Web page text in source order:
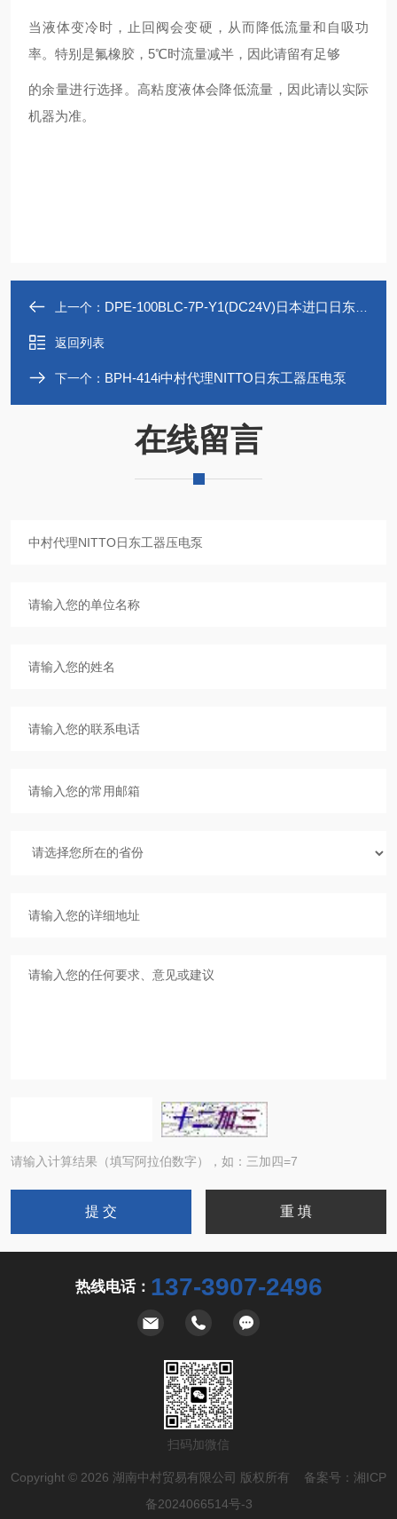
当液体变冷时，止回阀会变硬，从而降低流量和自吸功
率。特别是氟橡胶，5℃时流量减半，因此请留有足够
的余量进行选择。高粘度液体会降低流量，因此请以实际
机器为准。
上一个： DPE-100BLC-7P-Y1(DC24V)日本进口日东工器NITTO液体隔膜泵
返回列表
下一个： BPH-414i中村代理NITTO日东工器压电泵
在线留言
请输入计算结果（填写阿拉伯数字），如：三加四=7
热线电话： 137-3907-2496
扫码加微信
Copyright © 2026 湖南中村贸易有限公司 版权所有 备案号： 湘ICP
备2024066514号-3